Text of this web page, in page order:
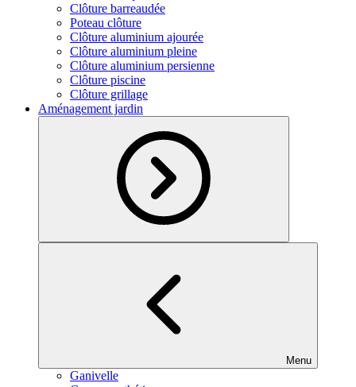
Clôture barreaudée
Poteau clôture
Clôture aluminium ajourée
Clôture aluminium pleine
Clôture aluminium persienne
Clôture piscine
Clôture grillage
Aménagement jardin
Menu
Ganivelle